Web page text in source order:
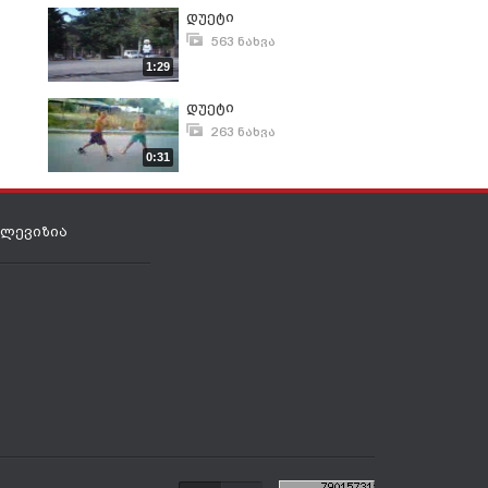
1:29
დუეტი
563 ნახვა
0:31
დუეტი
263 ნახვა